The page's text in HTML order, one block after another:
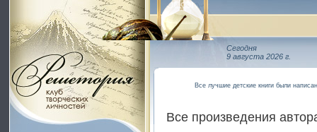
Сегодня
9 августа 2026 г.
Все лучшие детские книги были
Все произведения